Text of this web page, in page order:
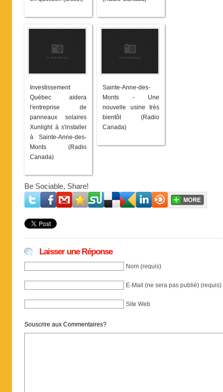
Investissement
Québec aidera
l'entreprise de
panneaux solaires
Xunlight à s'installer
à Sainte-Anne-des-
Monts (Radio
Canada)
Sainte-Anne-des-
Monts - Une
nouvelle usine très
bientôt (Radio
Canada)
Be Sociable, Share!
Laisser une Réponse
Nom (requis)
E-Mail (ne sera pas publié) (requis)
Site Web
Souscrire aux Commentaires?